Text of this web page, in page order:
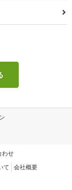
わせ
て 会社概要